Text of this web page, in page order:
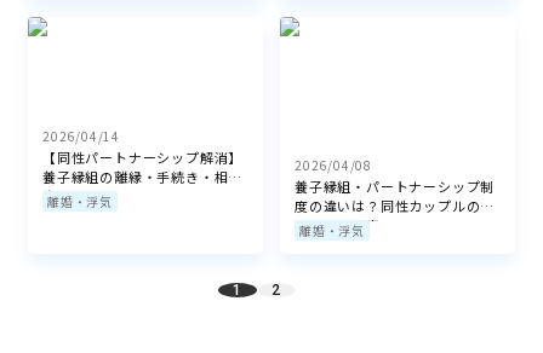
2026/04/14
【同性パートナーシップ解消】
養子縁組の離縁・手続き・相談
先離婚・浮気
2026/04/08
養子縁組・パートナーシップ制
度の違いは？同性カップルの権
利早わかり表
離婚・浮気
1 2